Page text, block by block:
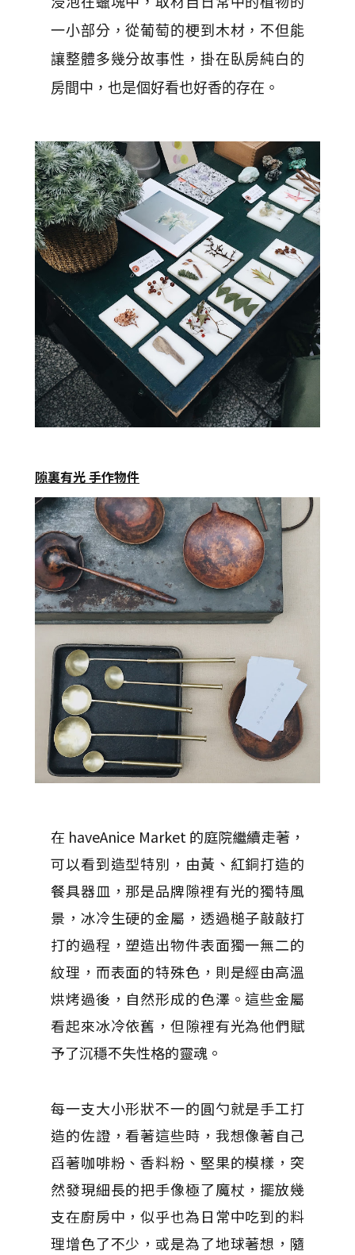
一小部分，從葡萄的梗到木材，不但能
讓整體多幾分故事性，掛在臥房純白的
房間中，也是個好看也好香的存在。
隙裏有光 手作物件
在 haveAnice Market 的庭院繼續走著，
可以看到造型特別，由黃、紅銅打造的
餐具器皿，那是品牌隙裡有光的獨特風
景，冰冷生硬的金屬，透過槌子敲敲打
打的過程，塑造出物件表面獨一無二的
紋理，而表面的特殊色，則是經由高溫
烘烤過後，自然形成的色澤。這些金屬
看起來冰冷依舊，但隙裡有光為他們賦
予了沉穩不失性格的靈魂。
每一支大小形狀不一的圓勺就是手工打
造的佐證，看著這些時，我想像著自己
舀著咖啡粉、香料粉、堅果的模樣，突
然發現細長的把手像極了魔杖，擺放幾
支在廚房中，似乎也為日常中吃到的料
理增色了不少，或是為了地球著想，隨